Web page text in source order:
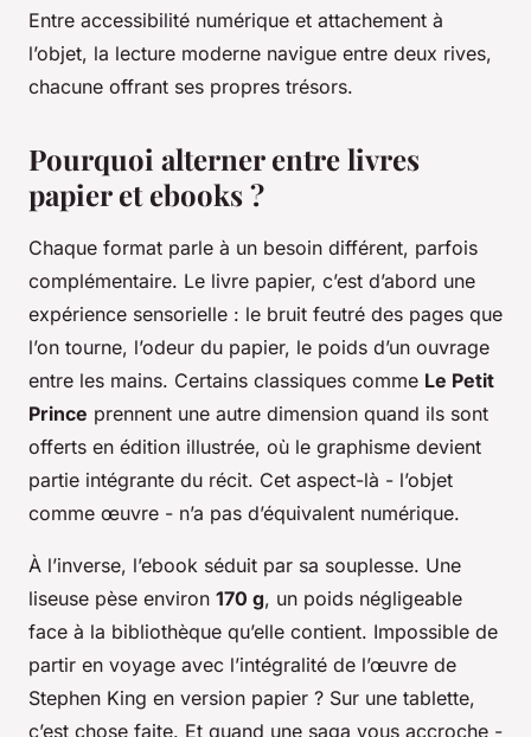
Entre accessibilité numérique et attachement à
l’objet, la lecture moderne navigue entre deux rives,
chacune offrant ses propres trésors.
Pourquoi alterner entre livres
papier et ebooks ?
Chaque format parle à un besoin différent, parfois
complémentaire. Le livre papier, c’est d’abord une
expérience sensorielle : le bruit feutré des pages que
l’on tourne, l’odeur du papier, le poids d’un ouvrage
entre les mains. Certains classiques comme Le Petit
Prince prennent une autre dimension quand ils sont
offerts en édition illustrée, où le graphisme devient
partie intégrante du récit. Cet aspect-là - l’objet
comme œuvre - n’a pas d’équivalent numérique.
À l’inverse, l’ebook séduit par sa souplesse. Une
liseuse pèse environ 170 g, un poids négligeable
face à la bibliothèque qu’elle contient. Impossible de
partir en voyage avec l’intégralité de l’œuvre de
Stephen King en version papier ? Sur une tablette,
c’est chose faite. Et quand une saga vous accroche -